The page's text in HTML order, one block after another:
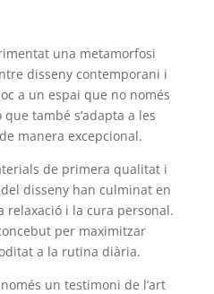
una metamorfosi
disseny contemporani i
a un espai que no només
també s’adapta a les
manera excepcional.
de primera qualitat i
disseny han culminat en
relaxació i la cura personal.
per maximitzar
a la rutina diària.
un testimoni de l’art